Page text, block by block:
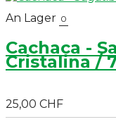
An Lager 0
Cachaca -
Cristalina /
25,00 CHF